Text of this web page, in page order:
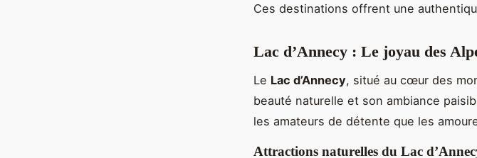
Ces destinations offrent une
Lac d’Annecy : Le joyau des
Le Lac d’Annecy, situé au cœur des
beauté naturelle et son ambiance
les amateurs de détente que les
Attractions naturelles du Lac